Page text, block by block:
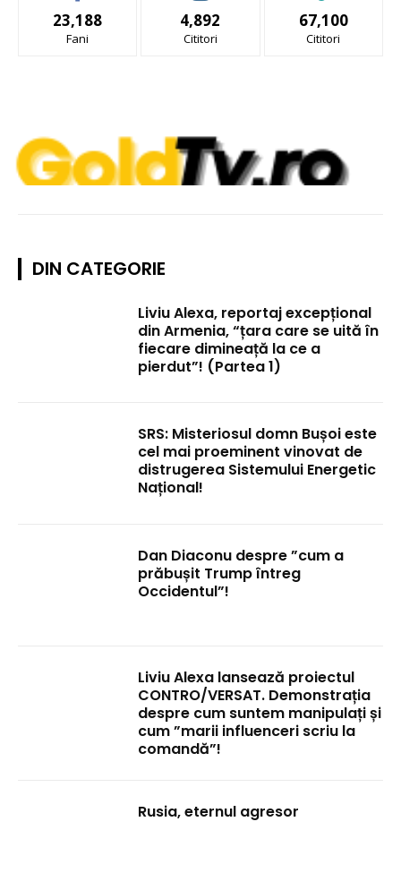
23,188
Fani
4,892
Cititori
67,100
Cititori
DIN CATEGORIE
Liviu Alexa, reportaj excepțional
din Armenia, “țara care se uită în
fiecare dimineață la ce a
pierdut”! (Partea 1)
SRS: Misteriosul domn Bușoi este
cel mai proeminent vinovat de
distrugerea Sistemului Energetic
Național!
Dan Diaconu despre ”cum a
prăbușit Trump întreg
Occidentul”!
Liviu Alexa lansează proiectul
CONTRO/VERSAT. Demonstrația
despre cum suntem manipulați și
cum ”marii influenceri scriu la
comandă”!
Rusia, eternul agresor